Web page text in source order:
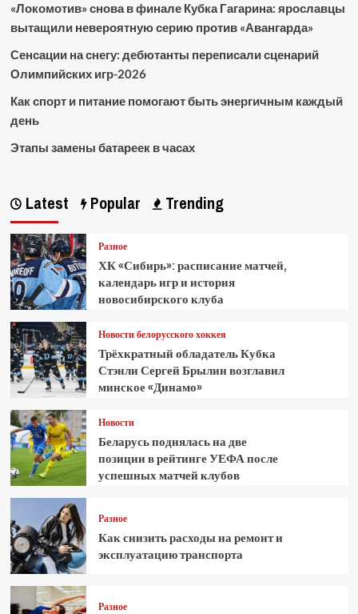
«Локомотив» снова в финале Кубка Гагарина: ярославцы
вытащили невероятную серию против «Авангарда»
Сенсации на снегу: дебютанты переписали сценарий
Олимпийских игр-2026
Как спорт и питание помогают быть энергичным каждый
день
Этапы замены батареек в часах
Latest Popular Trending
Разное
ХК «Сибирь»: расписание матчей,
календарь игр и история
новосибирского клуба
Новости белорусского хоккея
Трёхкратный обладатель Кубка
Стэнли Сергей Брылин возглавил
минское «Динамо»
Новости
Беларусь поднялась на две
позиции в рейтинге УЕФА после
успешных матчей клубов
Разное
Как снизить расходы на ремонт и
эксплуатацию транспорта
Разное